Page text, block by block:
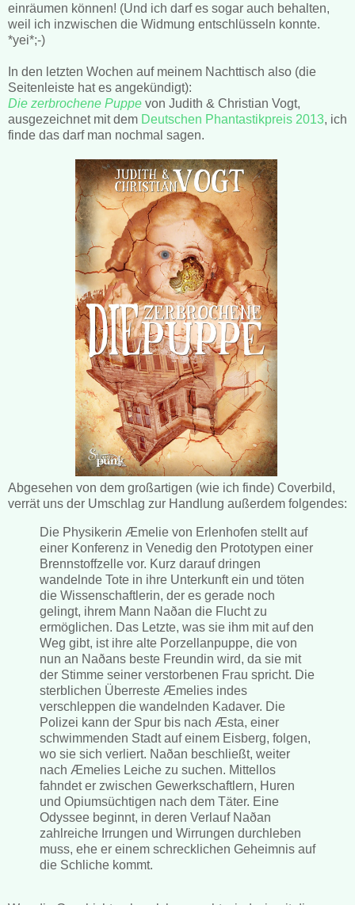
einräumen können! (Und ich darf es sogar auch behalten,
weil ich inzwischen die Widmung entschlüsseln konnte.
*yei*;-)
In den letzten Wochen auf meinem Nachttisch also (die
Seitenleiste hat es angekündigt):
Die zerbrochene Puppe von Judith & Christian Vogt,
ausgezeichnet mit dem Deutschen Phantastikpreis 2013, ich
finde das darf man nochmal sagen.
Abgesehen von dem großartigen (wie ich finde) Coverbild,
verrät uns der Umschlag zur Handlung außerdem folgendes:
Die Physikerin Æmelie von Erlenhofen stellt auf
einer Konferenz in Venedig den Prototypen einer
Brennstoffzelle vor. Kurz darauf dringen
wandelnde Tote in ihre Unterkunft ein und töten
die Wissenschaftlerin, der es gerade noch
gelingt, ihrem Mann Naðan die Flucht zu
ermöglichen. Das Letzte, was sie ihm mit auf den
Weg gibt, ist ihre alte Porzellanpuppe, die von
nun an Naðans beste Freundin wird, da sie mit
der Stimme seiner verstorbenen Frau spricht. Die
sterblichen Überreste Æmelies indes
verschleppen die wandelnden Kadaver. Die
Polizei kann der Spur bis nach Æsta, einer
schwimmenden Stadt auf einem Eisberg, folgen,
wo sie sich verliert. Naðan beschließt, weiter
nach Æmelies Leiche zu suchen. Mittellos
fahndet er zwischen Gewerkschaftlern, Huren
und Opiumsüchtigen nach dem Täter. Eine
Odyssee beginnt, in deren Verlauf Naðan
zahlreiche Irrungen und Wirrungen durchleben
muss, ehe er einem schrecklichen Geheimnis auf
die Schliche kommt.